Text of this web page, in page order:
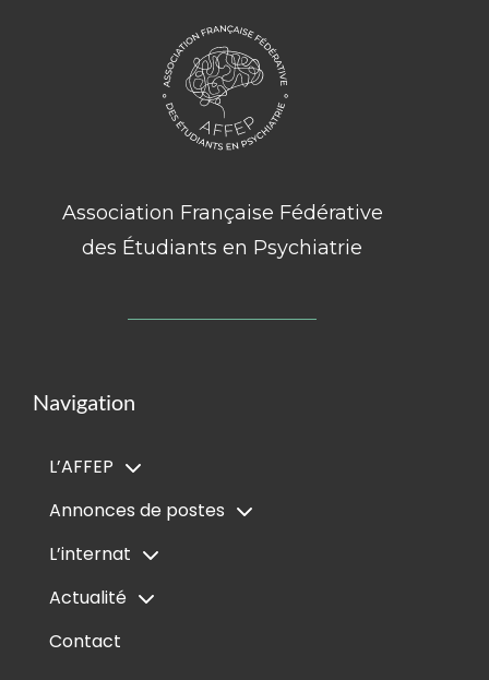
Association Française Fédérative
des Étudiants en Psychiatrie
Navigation
L’AFFEP
Annonces de postes
L’internat
Actualité
Contact